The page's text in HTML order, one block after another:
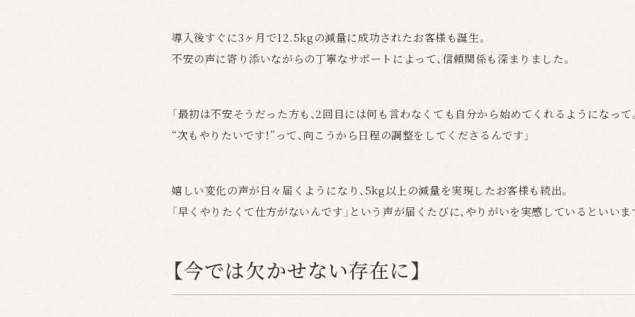
導入後すぐに3ヶ月で12.5kgの減量に成功されたお客様も誕生。
不安の声に寄り添いながらの丁寧なサポートによって、信頼関係も深まりました。
「最初は不安そうだった方も、2回目には何も言わなくても自分から始めてくれるようになって
“次もやりたいです！”って、向こうから日程の調整をしてくださるんです」
嬉しい変化の声が日々届くようになり、5kg以上の減量を実現したお客様も続出。
「早くやりたくて仕方がないんです」という声が届くたびに、やりがいを実感しているといいま
【今では欠かせない存在に】